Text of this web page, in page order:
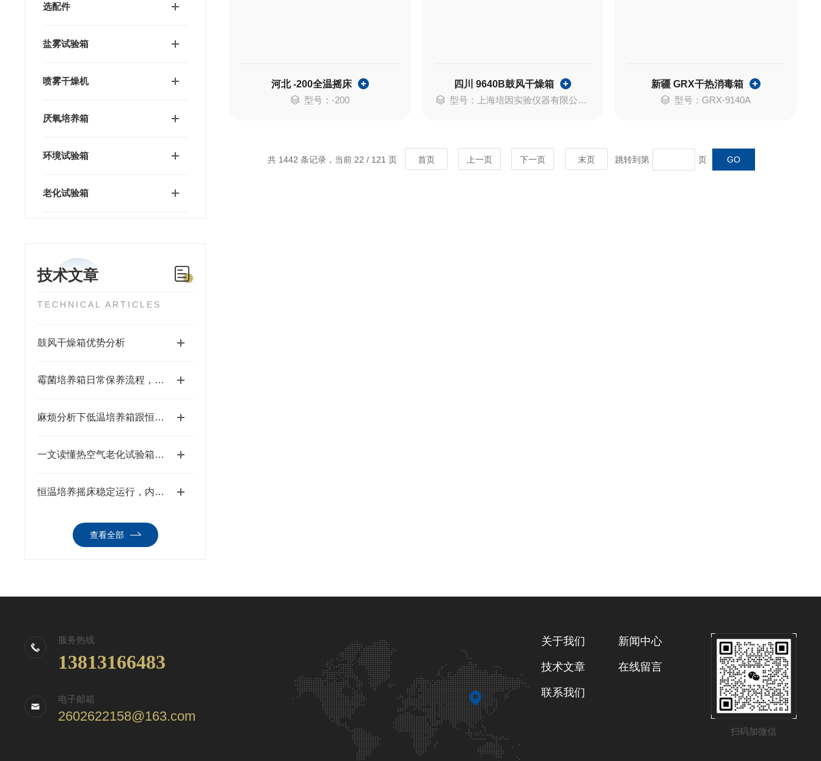
选配件
盐雾试验箱
喷雾干燥机
厌氧培养箱
环境试验箱
老化试验箱
技术文章
TECHNICAL ARTICLES
鼓风干燥箱优势分析
霉菌培养箱日常保养流程，减少污染延长设备使用周期
麻烦分析下低温培养箱跟恒温培养箱的区别
一文读懂热空气老化试验箱：原理及应用全解析
恒温培养摇床稳定运行，内胆清洁、定期消毒流程
查看全部
河北 -200全温摇床
型号：-200
四川 9640B鼓风干燥箱
型号：上海培因实验仪器有限公司DHG-9640B
新疆 GRX干热消毒箱
型号：GRX-9140A
共 1442 条记录，当前 22 / 121 页 首页 上一页 下一页 末页 跳转到第 页
服务热线
13813166483
电子邮箱
2602622158@163.com
扫码加微信
关于我们 新闻中心
技术文章 在线留言
联系我们